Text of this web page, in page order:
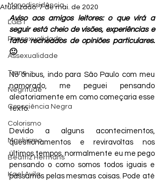
Monodissidência
LGBT
Pansexualidade
Assexualidade
Trans
Negritude
Consciência Negra
Colorismo
Machismo
Beatriz Hermans
Kael Avila
Atualizado:7 de mai. de 2020
Aviso aos amigos leitores: o que virá a
seguir está cheio de visões, experiências e
fatos recheados de opiniões particulares.
🙂
No ônibus, indo para São Paulo com meu
namorado, me peguei pensando
aleatoriamente em como começaria esse
texto.
Devido a alguns acontecimentos,
questionamentos e reviravoltas nos
últimos tempos, normalmente eu me pego
pensando o como somos todos iguais e
passamos pelas mesmas coisas. Pode até